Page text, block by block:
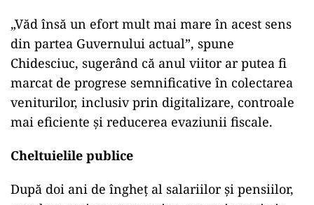
„Văd însă un efort mult mai mare în acest sens
din partea Guvernului actual”, spune
Chidesciuc, sugerând că anul viitor ar putea fi
marcat de progrese semnificative în colectarea
veniturilor, inclusiv prin digitalizare, controale
mai eficiente și reducerea evaziunii fiscale.
Cheltuielile publice
După doi ani de îngheț al salariilor și pensiilor,